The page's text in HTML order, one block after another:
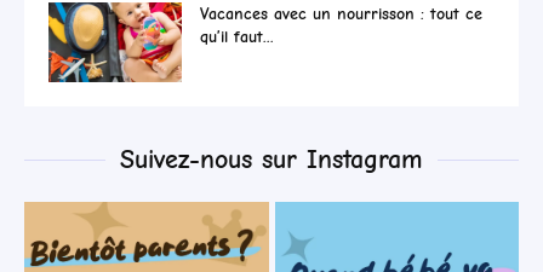
Vacances avec un nourrisson : tout ce
qu’il faut...
Suivez-nous sur Instagram